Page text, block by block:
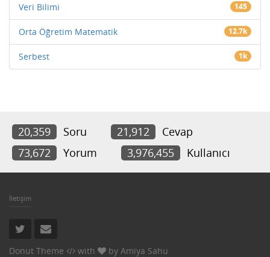
Veri Bilimi 145
Orta Öğretim Matematik 12.7k
Serbest 1k
20,359 Soru 21,912
Cevap
73,672
Yorum 3,976,455 Kullanıcı
İletişim
Donut Theme with by Amiya Sahu